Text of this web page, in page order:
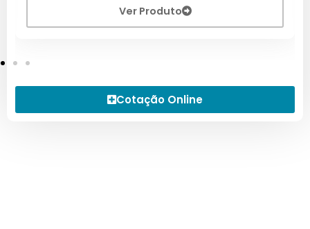
Ver Produto
Cotação Online